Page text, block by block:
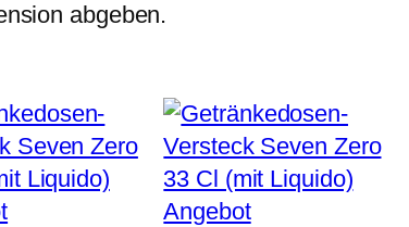
abgeben.
Produkt
AngebotProdukt